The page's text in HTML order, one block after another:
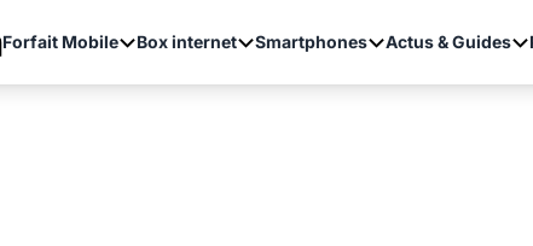
Forfait Mobile Box internet Smartphones Actus & Guides